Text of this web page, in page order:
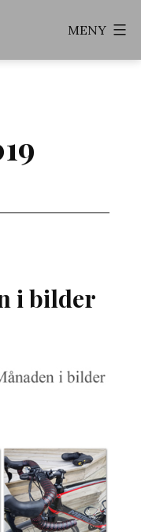
MENY
i bilder